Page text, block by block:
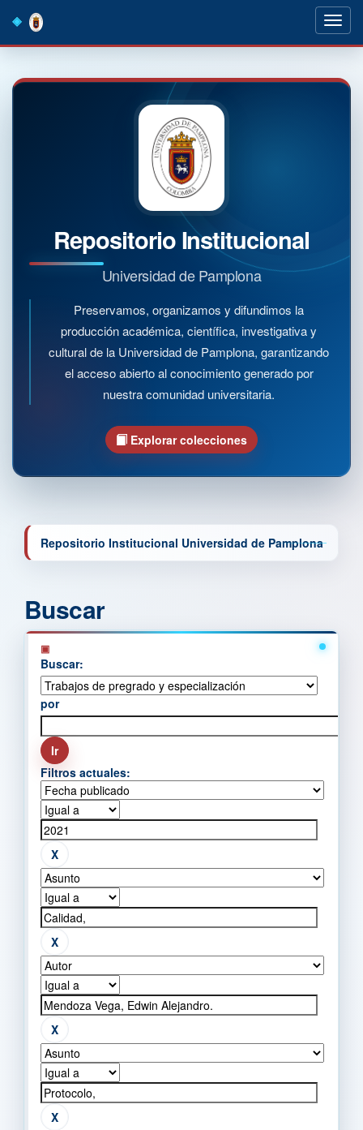
navigation
Repositorio Institucional
Universidad de Pamplona
Preservamos, organizamos y difundimos la
producción académica, científica, investigativa y
cultural de la Universidad de Pamplona, garantizando
el acceso abierto al conocimiento generado por
nuestra comunidad universitaria.
Explorar colecciones
Repositorio Institucional Universidad de Pamplona
Buscar
Buscar:
por
Filtros actuales: